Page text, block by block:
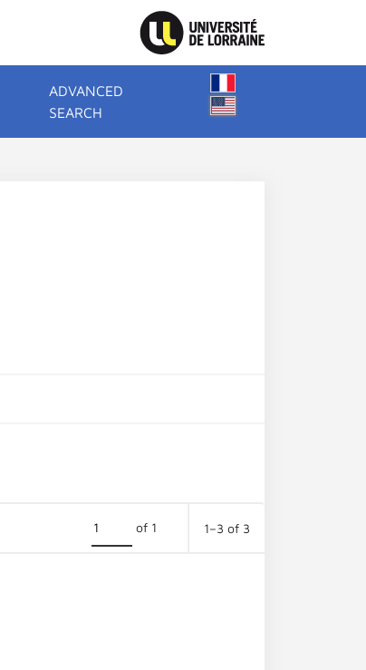
ADVANCED
SEARCH
of 1 1–3 of 3